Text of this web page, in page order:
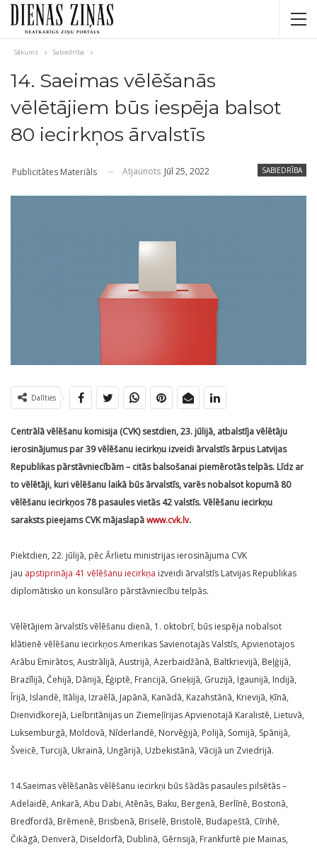
Sākums Sabiedrība
14. Saeimas vēlēšanās
vēlētājiem būs iespēja balsot
80 iecirkņos ārvalstīs
SABIEDRĪBA
Publicitātes Materiāls Atjaunots Jūl 25, 2022
Dalīties
Centrālā vēlēšanu komisija (CVK) sestdien, 23. jūlijā, atbalstīja vēlētāju
ierosinājumus par 39 vēlēšanu iecirkņu izveidi ārvalstīs ārpus Latvijas
Republikas pārstāvniecībām – citās balsošanai piemērotās telpās. Līdz ar
to vēlētāji, kuri vēlēšanu laikā būs ārvalstīs, varēs nobalsot kopumā 80
vēlēšanu iecirkņos 78 pasaules vietās 42 valstīs. Vēlēšanu iecirkņu
saraksts pieejams CVK mājaslapāwww.cvk.lv.
Piektdien, 22. jūlijā, pēc Ārlietu ministrijas ierosinājuma CVK
jau apstiprināja 41 vēlēšanu iecirkņa izveidi ārvalstīs Latvijas Republikas
diplomātisko un konsulāro pārstāvniecību telpās.
Vēlētājiem ārvalstīs vēlēšanu dienā, 1. oktobrī, būs iespēja nobalsot
klātienē vēlēšanu iecirkņos Amerikas Savienotajās Valstīs, Apvienotajos
Arābu Emirātos, Austrālijā, Austrijā, Azerbaidžānā, Baltkrievijā, Beļģijā,
Brazīlijā, Čehijā, Dānijā, Ēģiptē, Francijā, Grieķijā, Gruzijā, Igaunijā, Indijā,
Īrijā, Islandē, Itālija, Izraēlā, Japānā, Kanādā, Kazahstānā, Krievijā, Ķīnā,
Dienvidkorejā, Lielbritānijas un Ziemeļīrijas Apvienotajā Karalistē, Lietuvā,
Luksemburgā, Moldovā, Nīderlandē, Norvēģijā, Polijā, Somijā, Spānijā,
Šveicē, Turcijā, Ukrainā, Ungārijā, Uzbekistānā, Vācijā un Zviedrijā.
14.Saeimas vēlēšanās vēlēšanu iecirkņi būs šādās pasaules pilsētās –
Adelaidē, Ankarā, Abu Dabi, Atēnās, Baku, Bergenā, Berlīnē, Bostonā,
Bredfordā, Brēmenē, Brisbenā, Briselē, Bristolē, Budapeštā, Cīrihē,
Čikāgā, Denverā, Diseldorfā, Dublinā, Gērnsijā, Frankfurtē pie Mainas,